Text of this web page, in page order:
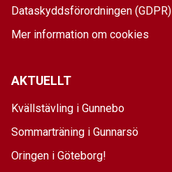
Dataskyddsförordningen (GDPR)
Mer information om cookies
AKTUELLT
Kvällstävling i Gunnebo
Sommarträning i Gunnarsö
Oringen i Göteborg!